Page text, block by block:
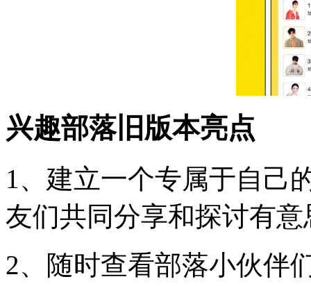
兴趣部落旧版本亮点
1、建立一个专属于自己
友们共同分享和探讨有
2、随时查看部落小伙伴